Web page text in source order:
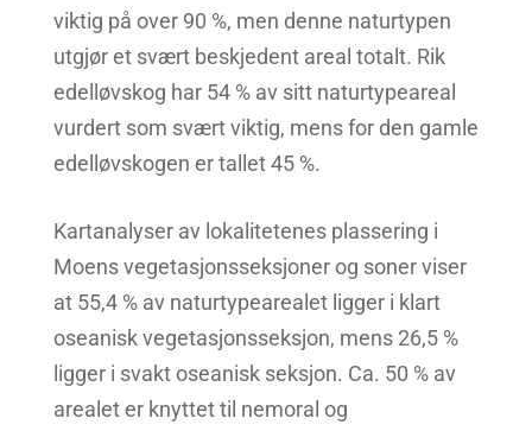
viktig på over 90 %, men denne naturtypen
utgjør et svært beskjedent areal totalt. Rik
edelløvskog har 54 % av sitt naturtypeareal
vurdert som svært viktig, mens for den gamle
edelløvskogen er tallet 45 %.
Kartanalyser av lokalitetenes plassering i
Moens vegetasjonsseksjoner og soner viser
at 55,4 % av naturtypearealet ligger i klart
oseanisk vegetasjonsseksjon, mens 26,5 %
ligger i svakt oseanisk seksjon. Ca. 50 % av
arealet er knyttet til nemoral og